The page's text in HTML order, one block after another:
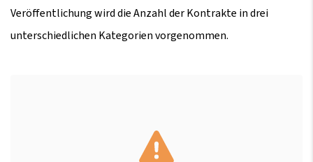
Veröffentlichung wird die Anzahl der Kontrakte in drei
unterschiedlichen Kategorien vorgenommen.